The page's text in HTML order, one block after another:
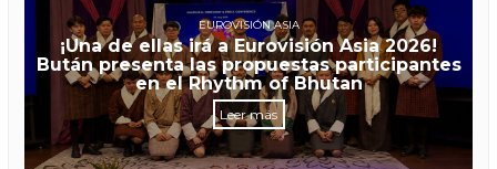
EUROVISIÓN ASIA
¡Una de ellas irá a Eurovisión Asia 2026!
Bután presenta las propuestas participantes
en el Rhythm of Bhutan
Leer más